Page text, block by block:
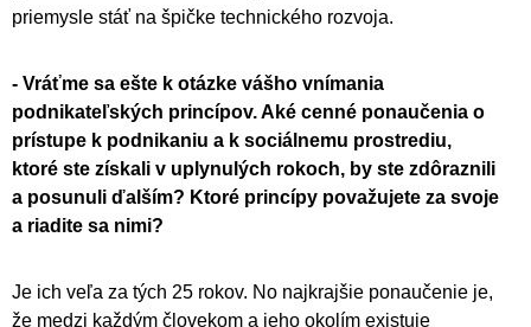
priemysle stáť na špičke technického rozvoja.
- Vráťme sa ešte k otázke vášho vnímania
podnikateľských princípov. Aké cenné ponaučenia o
prístupe k podnikaniu a k sociálnemu prostrediu,
ktoré ste získali v uplynulých rokoch, by ste zdôraznili
a posunuli ďalším? Ktoré princípy považujete za svoje
a riadite sa nimi?
Je ich veľa za tých 25 rokov. No najkrajšie ponaučenie je,
že medzi každým človekom a jeho okolím existuje